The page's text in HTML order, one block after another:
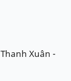
100Ah)
Xuân -